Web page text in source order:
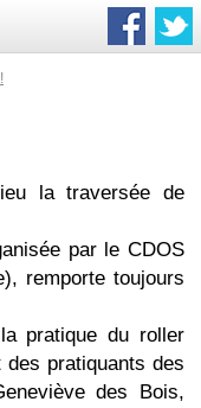
la traversée de
par le CDOS
remporte toujours
pratique du roller
pratiquants des
des Bois,